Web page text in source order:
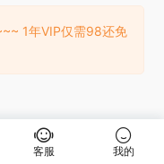
客服 我的
1年VIP仅需98还免